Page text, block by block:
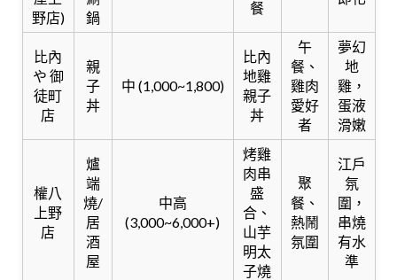
野店)
鍋
餐
比內
や 御
徒町
店
親
子
丼
中 (1,000~1,800)
比內
地雞
親子
丼
午
餐、
雞肉
愛好
者
夢幻
地
雞，
蛋液
滑嫩
權八
上野
店
爐
端
燒/
居
酒
屋
中高
(3,000~6,000+)
烤雞
肉串
盛
合、
山芋
明太
子燒
聚
餐、
熱鬧
氛圍
江戶
氛
圍，
串燒
有水
準